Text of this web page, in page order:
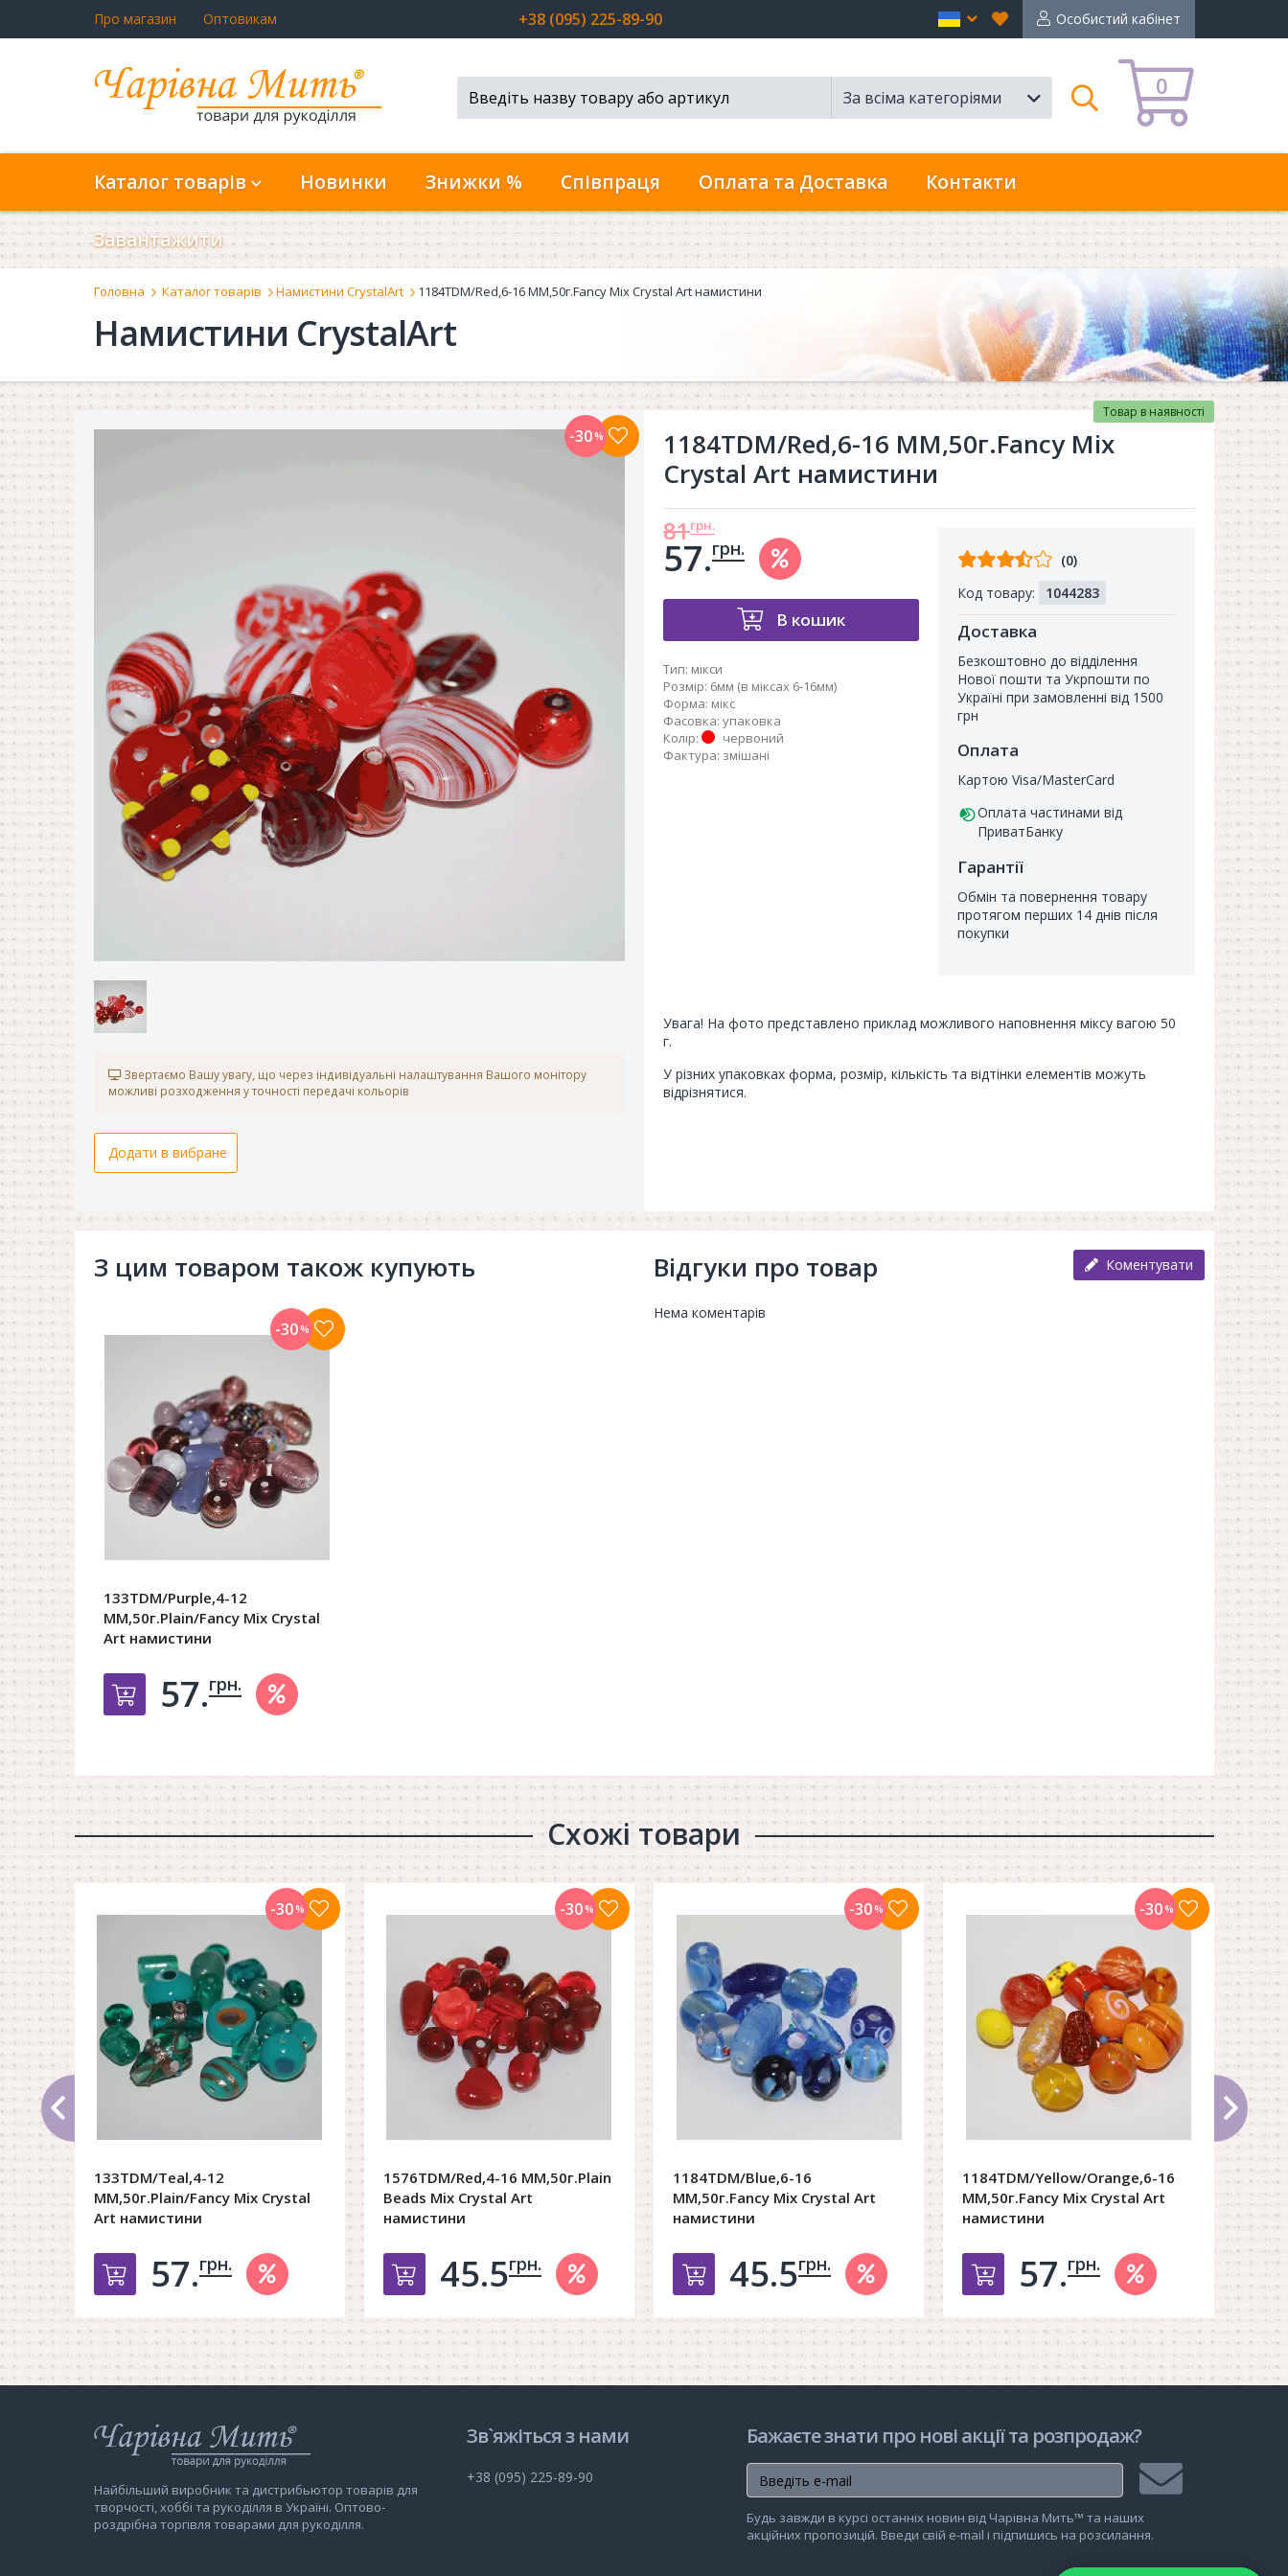
Про магазин Оптовикам +38 (095) 225-89-90 Особистий кабінет
Вибране
en
0
За всіма категоріями
Пошук
Каталог товарів Новинки Знижки % Співпраця Оплата та Доставка Контакти
Завантажити
Головна Каталог товарів Намистини CrystalArt 1184TDM/Red,6-16 MM,50г.Fancy Mix Crystal Art намистини
Намистини CrystalArt
Звертаємо Вашу увагу, що через індивідуальні налаштування Вашого монітору
можливі розходження у точності передачі кольорів
Додати в вибране
-30%
1184TDM/Red,6-16 MM,50г.Fancy Mix
Crystal Art намистини
Товар в наявності
81грн.
57.грн.
В кошик
Тип: мікси
Розмір: 6мм (в міксах 6-16мм)
Форма: мікс
Фасовка: упаковка
Колір:
червоний
Фактура: змішані
Відгуків
покупців
(0)
Код товару:
1044283
Доставка
Безкоштовно до відділення
Нової пошти та Укрпошти по
Україні при замовленні від 1500
грн
Оплата
Картою Visa/MasterCard
Оплата частинами від
ПриватБанку
Гарантії
Обмін та повернення товару
протягом перших 14 днів після
покупки
Увага! На фото представлено приклад можливого наповнення міксу вагою 50
г.
У різних упаковках форма, розмір, кількість та відтінки елементів можуть
відрізнятися.
З цим товаром також купують
133TDM/Purple,4-12
MM,50г.Plain/Fancy Mix Crystal
Art намистини
Добавить в корзину
57.грн.
-30%
Відгуки про товар Коментувати
Нема коментарів
Схожі товари
133TDM/Teal,4-12
MM,50г.Plain/Fancy Mix Crystal
Art намистини
Добавить в корзину
57.грн.
-30%
1576TDM/Red,4-16 MM,50г.Plain
Beads Mix Crystal Art
намистини
Добавить в корзину
45.5грн.
-30%
1184TDM/Blue,6-16
MM,50г.Fancy Mix Crystal Art
намистини
Добавить в корзину
45.5грн.
-30%
1184TDM/Yellow/Orange,6-16
MM,50г.Fancy Mix Crystal Art
намистини
Добавить в корзину
57.грн.
-30%
Інтернет-
магазин
Мить
Найбільший виробник та дистрибьютор товарів для
творчості, хоббі та рукоділля в Україні. Оптово-
роздрібна торгівля товарами для рукоділля.
Зв`яжіться з нами
+38 (095) 225-89-90
Бажаєте знати про нові акції та розпродаж?
Будь завжди в курсі останніх новин від Чарівна Мить™ та наших
акційних пропозицій. Введи свій e-mail і підпишись на розсилання.